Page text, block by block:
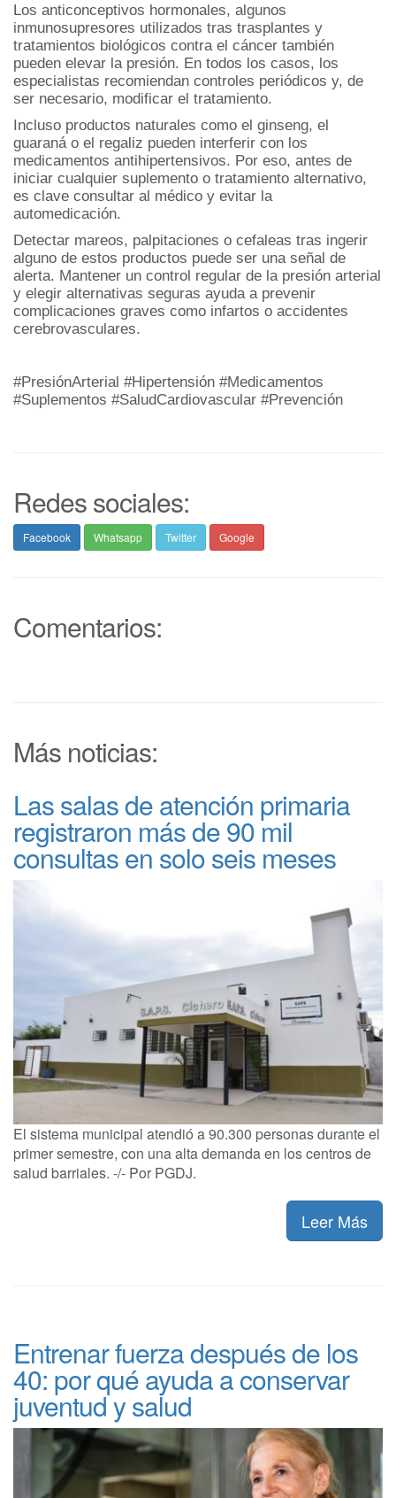
Los anticonceptivos hormonales, algunos
inmunosupresores utilizados tras trasplantes y
tratamientos biológicos contra el cáncer también
pueden elevar la presión. En todos los casos, los
especialistas recomiendan controles periódicos y, de
ser necesario, modificar el tratamiento.
Incluso productos naturales como el ginseng, el
guaraná o el regaliz pueden interferir con los
medicamentos antihipertensivos. Por eso, antes de
iniciar cualquier suplemento o tratamiento alternativo,
es clave consultar al médico y evitar la
automedicación.
Detectar mareos, palpitaciones o cefaleas tras ingerir
alguno de estos productos puede ser una señal de
alerta. Mantener un control regular de la presión arterial
y elegir alternativas seguras ayuda a prevenir
complicaciones graves como infartos o accidentes
cerebrovasculares.
#PresiónArterial #Hipertensión #Medicamentos
#Suplementos #SaludCardiovascular #Prevención
Redes sociales:
Facebook Whatsapp Twitter Google
Comentarios:
Más noticias:
Las salas de atención primaria
registraron más de 90 mil
consultas en solo seis meses
El sistema municipal atendió a 90.300 personas durante el
primer semestre, con una alta demanda en los centros de
salud barriales. -/- Por PGDJ.
Leer Más
Entrenar fuerza después de los
40: por qué ayuda a conservar
juventud y salud